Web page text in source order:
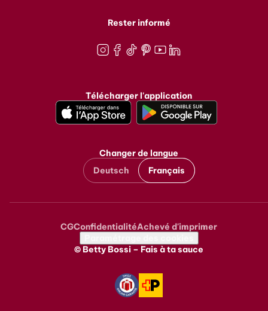
Rester informé
Télécharger l'application
Changer de langue
Deutsch
Français
Metanavigation
CGConfidentialitéAchevé d'imprimer
© Betty Bossi – Fais à ta sauce